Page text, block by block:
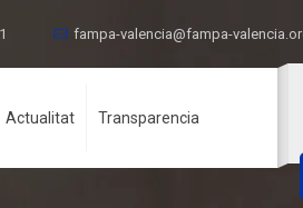
fampa-valencia@fampa-
Actualitat Transparencia